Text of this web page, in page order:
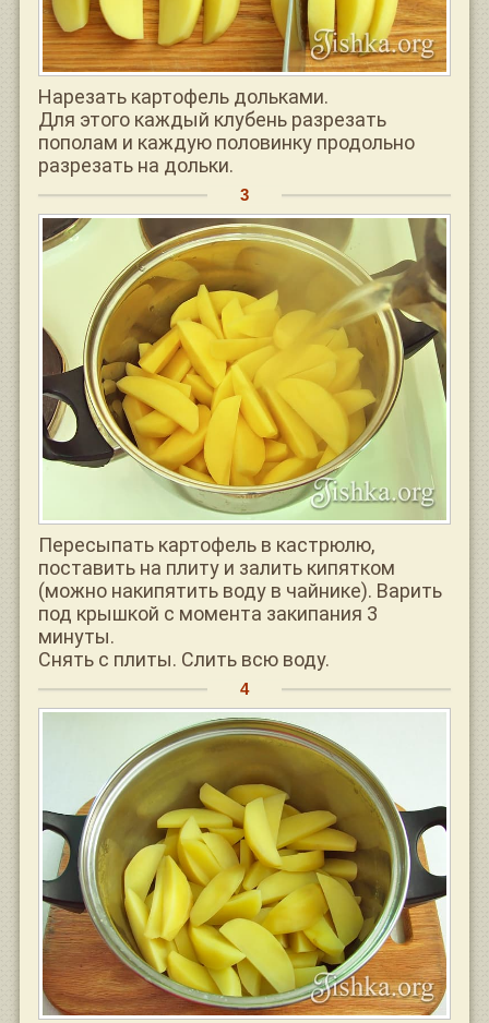
Нарезать картофель дольками.
Для этого каждый клубень разрезать
пополам и каждую половинку продольно
разрезать на дольки.
Пересыпать картофель в кастрюлю,
поставить на плиту и залить кипятком
(можно накипятить воду в чайнике). Варить
под крышкой с момента закипания 3
минуты.
Снять с плиты. Слить всю воду.